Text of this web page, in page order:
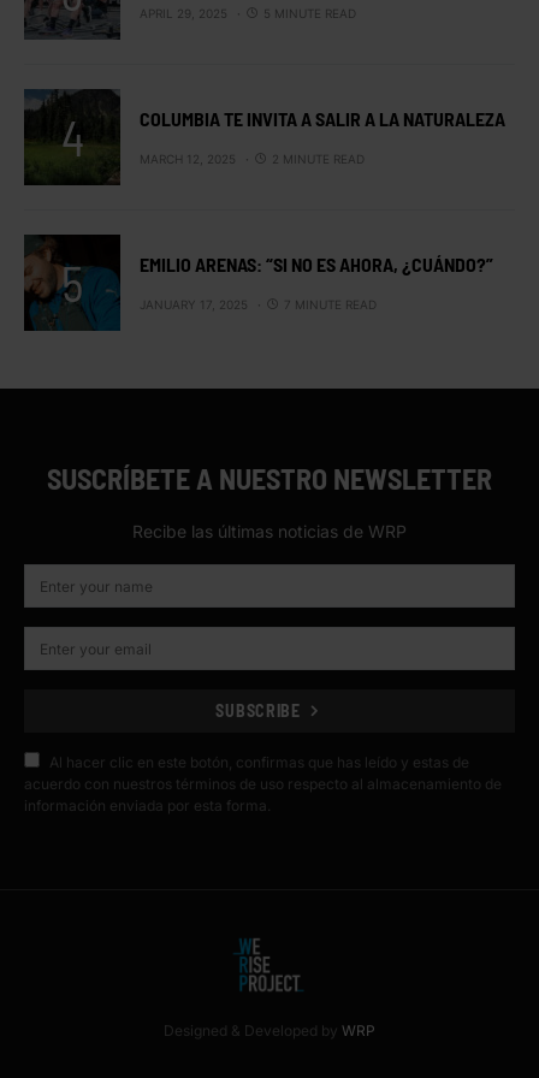
APRIL 29, 2025 5 MINUTE READ
COLUMBIA TE INVITA A SALIR A LA NATURALEZA
MARCH 12, 2025 2 MINUTE READ
EMILIO ARENAS: “SI NO ES AHORA, ¿CUÁNDO?”
JANUARY 17, 2025 7 MINUTE READ
SUSCRÍBETE A NUESTRO NEWSLETTER
Recibe las últimas noticias de WRP
SUBSCRIBE
Al hacer clic en este botón, confirmas que has leído y estas de
acuerdo con nuestros términos de uso respecto al almacenamiento de
información enviada por esta forma.
Designed & Developed by WRP